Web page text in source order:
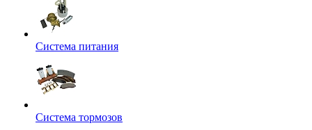
Система питания
Система тормозов